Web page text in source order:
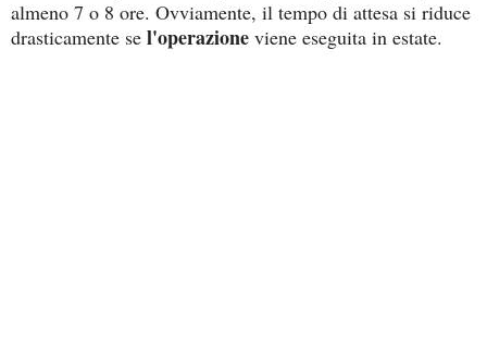
almeno 7 o 8 ore. Ovviamente, il tempo di attesa si riduce
drasticamente se l'operazione viene eseguita in estate.